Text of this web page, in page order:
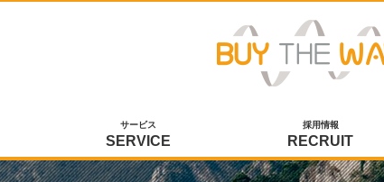
サービス
SERVICE
採用情報
RECRUIT